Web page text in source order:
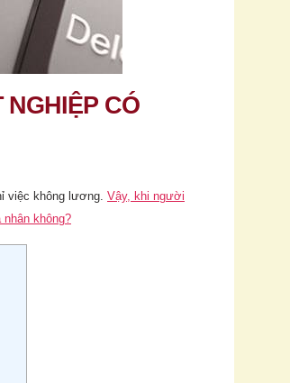
CÓ
việc không lương. Vậy, khi người
không?